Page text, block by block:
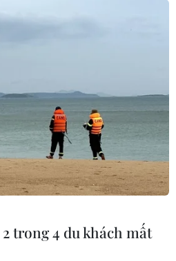
trong 4 du khách mất